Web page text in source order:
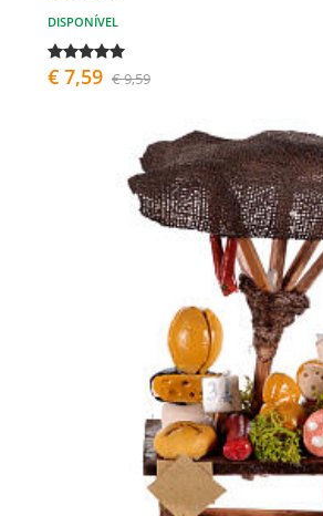
DISPONÍVEL
€ 7,59 € 9,59